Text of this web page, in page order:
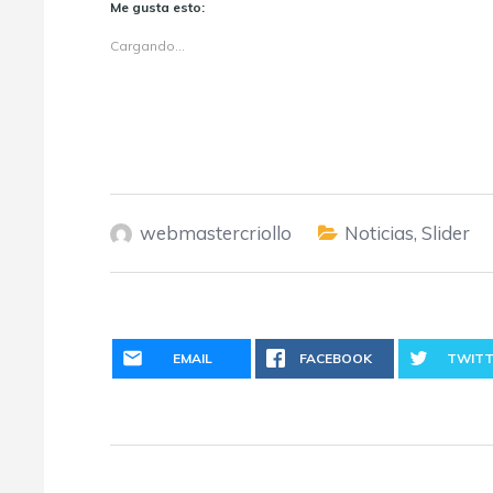
Me gusta esto:
Cargando...
webmastercriollo Noticias, Slider
EMAIL FACEBOOK